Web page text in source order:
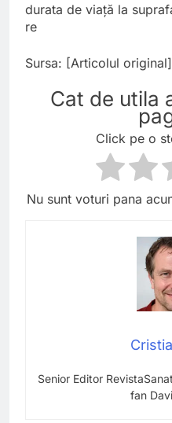
durata de viață la
re
Sursa: [Articolul
Cat de utila
Click pe o
Nu sunt voturi pana
Senior Editor
fan